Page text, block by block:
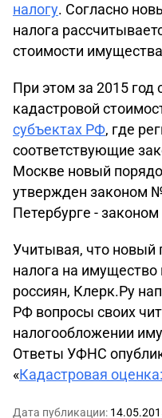
налогу. Согласно
налога
стоимости
При этом за 2015 год
кадастровой
субъектах РФ, где
соответствующие
Москве новый
утвержден законом
Петербурге -
Учитывая, что новый
налога на имущество
россиян, Клерк.Ру
РФ вопросы своих
налогообложении
Ответы УФНС
«Кадастровая
Дата публикации: